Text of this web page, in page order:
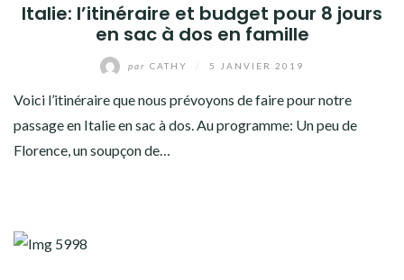
Italie: l’itinéraire et budget pour 8 jours
en sac à dos en famille
par CATHY 5 JANVIER 2019
Voici l’itinéraire que nous prévoyons de faire pour notre
passage en Italie en sac à dos. Au programme: Un peu de
Florence, un soupçon de…